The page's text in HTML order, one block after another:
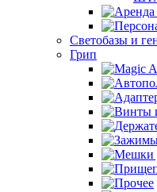
Светобазы и
Грип